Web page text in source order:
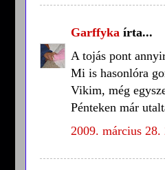
Garffyka írta...
A tojás pont
Mi is hasonlóra
Vikim, még
Pénteken már
2009. március 28.